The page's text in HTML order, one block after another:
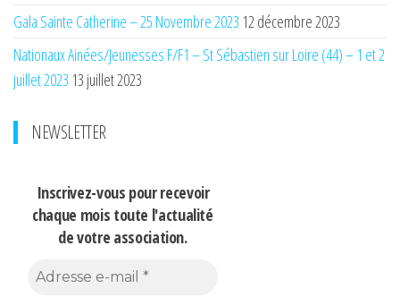
Gala Sainte Catherine – 25 Novembre 2023 12 décembre 2023
Nationaux Ainées/Jeunesses F/F1 – St Sébastien sur Loire (44) – 1 et 2
juillet 2023 13 juillet 2023
NEWSLETTER
Inscrivez-vous pour recevoir
chaque mois toute l'actualité
de votre association.